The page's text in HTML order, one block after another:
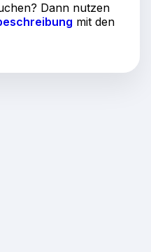
Dann nutzen
mit den